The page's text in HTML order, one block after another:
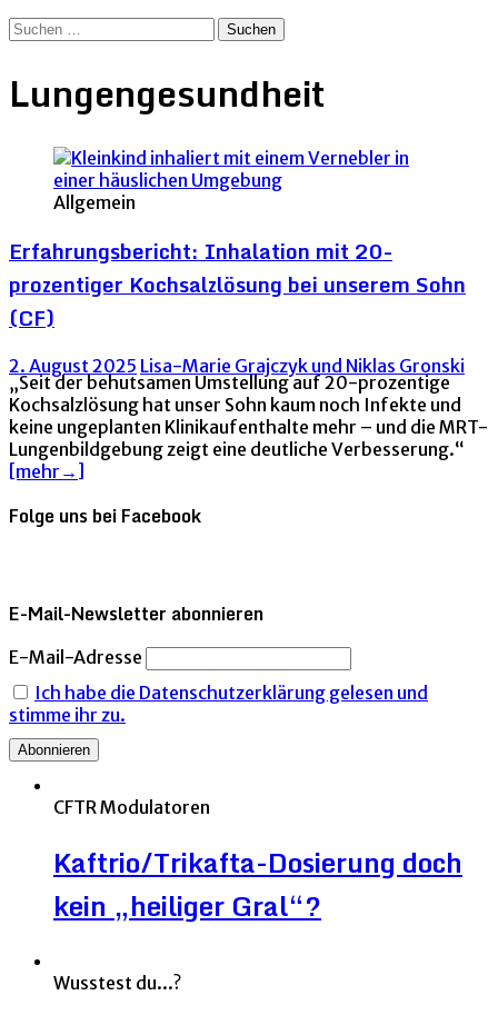
Suchen
Lungengesundheit
Allgemein
Erfahrungsbericht: Inhalation mit 20-
prozentiger Kochsalzlösung bei unserem Sohn
(CF)
2. August 2025 Lisa-Marie Grajczyk und Niklas Gronski
„Seit der behutsamen Umstellung auf 20-prozentige
Kochsalzlösung hat unser Sohn kaum noch Infekte und
keine ungeplanten Klinikaufenthalte mehr – und die MRT-
Lungenbildgebung zeigt eine deutliche Verbesserung.“
[mehr→]
Folge uns bei Facebook
E-Mail-Newsletter abonnieren
E-Mail-Adresse
Ich habe die Datenschutzerklärung gelesen und
stimme ihr zu.
CFTR Modulatoren
Kaftrio/Trikafta-Dosierung doch
kein „heiliger Gral“?
Wusstest du...?